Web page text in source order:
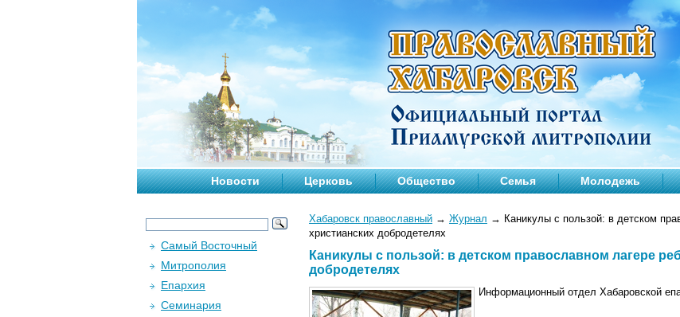
Новости Церковь Общество Семья Молодежь
Хабаровск православный → Журнал → Каникулы с пользой: в детском
христианских добродетелях
Каникулы с пользой: в детском православном лагере
добродетелях
Информационный отдел Хабаровской
Самый Восточный
Митрополия
Епархия
Семинария